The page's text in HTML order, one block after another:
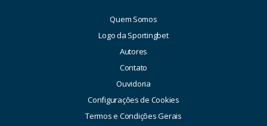
Quem Somos
Logo da Sportingbet
Autores
Contato
Ouvidoria
Configurações de Cookies
Termos e Condições Gerais